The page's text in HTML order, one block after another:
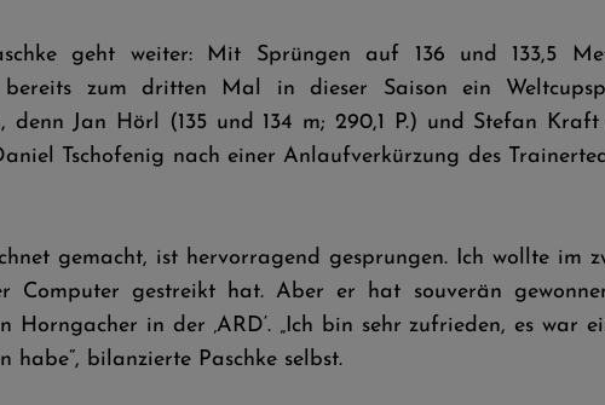
geht weiter: Mit Sprüngen auf 136 und 133,5
zum dritten Mal in dieser Saison ein
denn Jan Hörl (135 und 134 m; 290,1 P.) und Stefan
Tschofenig nach einer Anlaufverkürzung des
gemacht, ist hervorragend gesprungen. Ich wollte im
Computer gestreikt hat. Aber er hat souverän
Horngacher in der ‚ARD‘. „Ich bin sehr zufrieden, es
habe“, bilanzierte Paschke selbst.